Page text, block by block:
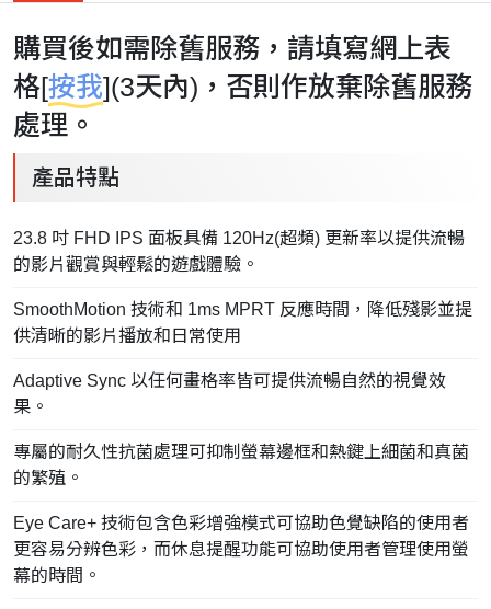
購買後如需除舊服務，請填寫網上表
格[按我](3天內)，否則作放棄除舊服務
處理。
產品特點
23.8 吋 FHD IPS 面板具備 120Hz(超頻) 更新率以提供流暢
的影片觀賞與輕鬆的遊戲體驗。
SmoothMotion 技術和 1ms MPRT 反應時間，降低殘影並提
供清晰的影片播放和日常使用
Adaptive Sync 以任何畫格率皆可提供流暢自然的視覺效
果。
專屬的耐久性抗菌處理可抑制螢幕邊框和熱鍵上細菌和真菌
的繁殖。
Eye Care+ 技術包含色彩增強模式可協助色覺缺陷的使用者
更容易分辨色彩，而休息提醒功能可協助使用者管理使用螢
幕的時間。